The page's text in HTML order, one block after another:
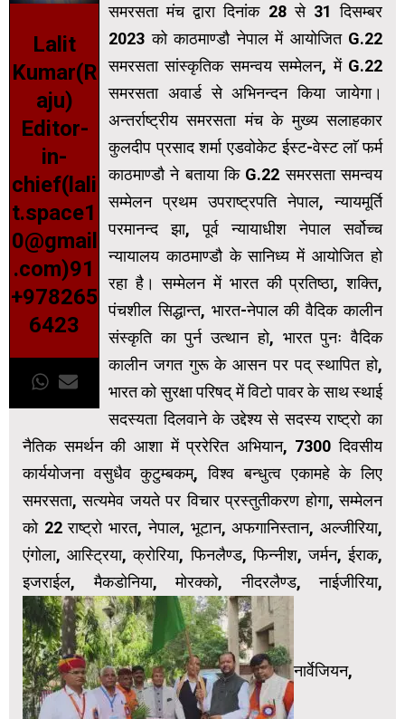
Lalit
Kumar(R
aju)
Editor-
in-
chief(lali
t.space1
0@gmail
.com)91
+978265
6423
समरसता मंच द्वारा दिनांक 28 से 31 दिसम्बर
2023 को काठमाण्डौ नेपाल में आयोजित G.22
समरसता सांस्कृतिक समन्वय सम्मेलन, में G.22
समरसता अवार्ड से अभिनन्दन किया जायेगा।
अन्तर्राष्ट्रीय समरसता मंच के मुख्य सलाहकार
कुलदीप प्रसाद शर्मा एडवोकेट ईस्ट-वेस्ट लाॅ फर्म
काठमाण्डौ ने बताया कि G.22 समरसता समन्वय
सम्मेलन प्रथम उपराष्ट्रपति नेपाल, न्यायमूर्ति
परमानन्द झा, पूर्व न्यायाधीश नेपाल सर्वोच्च
न्यायालय काठमाण्डौ के सानिध्य में आयोजित हो
रहा है। सम्मेलन में भारत की प्रतिष्ठा, शक्ति,
पंचशील सिद्धान्त, भारत-नेपाल की वैदिक कालीन
संस्कृति का पुर्न उत्थान हो, भारत पुनः वैदिक
कालीन जगत गुरू के आसन पर पद् स्थापित हो,
भारत को सुरक्षा परिषद् में विटो पावर के साथ स्थाई
सदस्यता दिलवाने के उद्देश्य से सदस्य राष्ट्रो का
नैतिक समर्थन की आशा में प्ररेरित अभियान, 7300 दिवसीय
कार्ययोजना वसुधैव कुटुम्बकम्, विश्व बन्धुत्व एकामहे के लिए
समरसता, सत्यमेव जयते पर विचार प्रस्तुतीकरण होगा, सम्मेलन
को 22 राष्ट्रो भारत, नेपाल, भूटान, अफगानिस्तान, अल्जीरिया,
एंगोला, आस्ट्रिया, क्रोरिया, फिनलैण्ड, फिन्नीश, जर्मन, ईराक,
इजराईल, मैकडोनिया, मोरक्को, नीदरलैण्ड, नाईजीरिया,
नार्वेजियन,